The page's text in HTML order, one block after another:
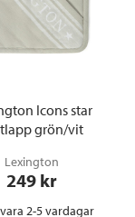
Icons star
grön/vit
Lexington
249 kr
2-5 vardagar